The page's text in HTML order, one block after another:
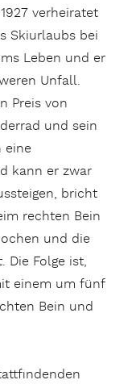
verheiratet
Skiurlaubs bei
Leben und er
Unfall.
Preis von
und sein
eine
kann er zwar
bricht
rechten Bein
und die
Die Folge ist,
einem um fünf
Bein und